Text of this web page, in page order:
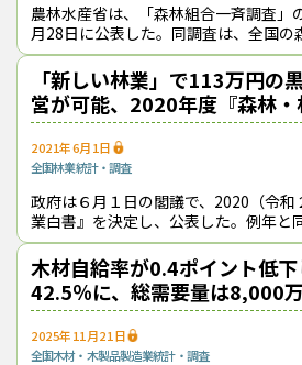
農林水産省は、「森林組合一斉調査」
月28日に公表した。同調査は、全国の
合を対象に毎年度行われている。 2021年度の調査結果による
と、全国の森林組合
「新しい林業」で113万円の
営が可能、2020年度『森林・
書』公表
2021年6月1日
全国林業統計・調査
政府は６月１日の閣議で、2020（令和
業白書』を決定し、公表した。例年と
章からなり、第１章（特集章）では「
業経営」をテーマに据えた。
木材自給率が0.4ポイント低下
42.5％に、総需要量は8,000
に回復─「2024年木材需給表
2025年11月21日
全国木材・木製品製造業統計・調査